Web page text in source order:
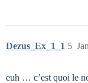
Dezus_Ex_1_1 5
euh … c’est quoi le